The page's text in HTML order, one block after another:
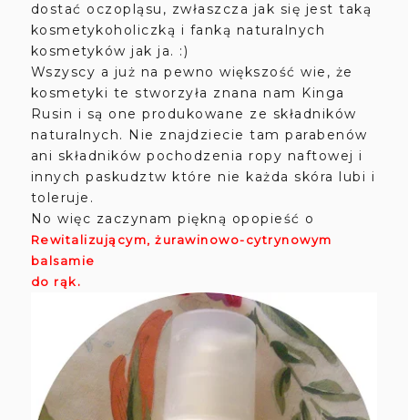
dostać oczopląsu, zwłaszcza jak się jest taką
kosmetykoholiczką i fanką naturalnych
kosmetyków jak ja. :)
Wszyscy a już na pewno większość wie, że
kosmetyki te stworzyła znana nam Kinga
Rusin i są one produkowane ze składników
naturalnych. Nie znajdziecie tam parabenów
ani składników pochodzenia ropy naftowej i
innych paskudztw które nie każda skóra lubi i
toleruje.
No więc zaczynam piękną opopieść o
Rewitalizującym, żurawinowo-cytrynowym
balsamie
do rąk.